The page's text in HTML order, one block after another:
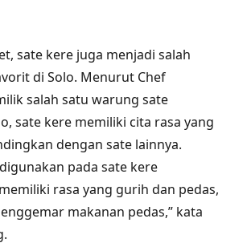
sate kere juga menjadi salah
di Solo. Menurut Chef
salah satu warung sate
sate kere memiliki cita rasa yang
dengan sate lainnya.
pada sate kere
rasa yang gurih dan pedas,
makanan pedas,” kata